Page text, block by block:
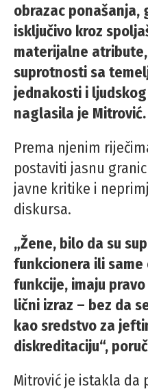
obrazac ponašanja,
isključivo kroz
materijalne
suprotnosti sa
jednakosti i
naglasila je Mitrović.
Prema njenim
postaviti jasnu
javne kritike i
diskursa.
„Žene, bilo da su
funkcionera ili same
funkcije, imaju
lični izraz – bez da
kao sredstvo za
diskreditaciju“,
Mitrović je istakla da